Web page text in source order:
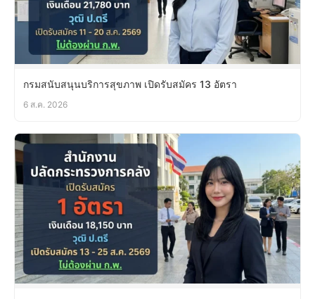
กรมสนับสนุนบริการสุขภาพ เปิดรับสมัคร 13 อัตรา
6 ส.ค. 2026